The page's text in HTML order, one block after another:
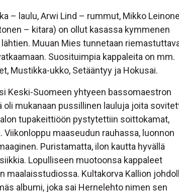
– laulu, Arwi Lind – rummut, Mikko
– kitara) on ollut kasassa kymmenen
Muuan Mies tunnetaan
Suosituimpia kappaleita on mm.
Mustikka-ukko, Setääntyy ja Hokusai.
Keski-Suomeen yhtyeen bassomaestron
mukanaan pussillinen lauluja joita
tupakeittiöön pystytettiin soittokamat,
maaseudun rauhassa, luonnon
Puristamatta, ilon kautta hyvällä
Lopulliseen muotoonsa kappaleet
maalaisstudiossa. Kultakorva Kallion
albumi, joka sai Hernelehto nimen sen